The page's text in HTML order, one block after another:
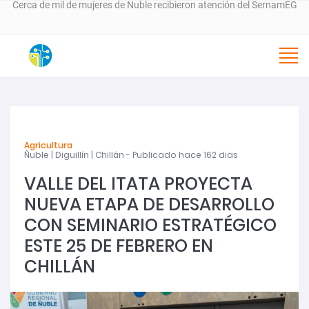
SernamEG da inicio a la convocatoria del Programa Mujer
Emprende 2026
Programa 4 a 7 del SernamEG abre postulaciones para apoyar a
mujeres trabajadoras en el cuidado de niñas y niños
SernamEG Ñuble logra condena de 20 años de cárcel por caso de
Agricultura
Ñuble | Diguillín | Chillán - Publicado hace 162 dias
VALLE DEL ITATA PROYECTA
NUEVA ETAPA DE DESARROLLO
CON SEMINARIO ESTRATÉGICO
ESTE 25 DE FEBRERO EN
CHILLÁN